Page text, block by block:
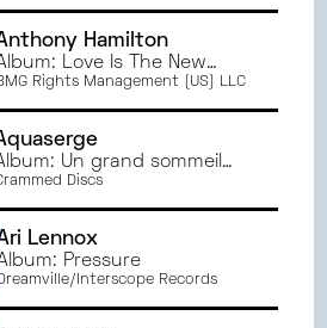
Hamilton
Love Is The New
Rights Management (US) LLC
Un grand sommeil
Discs
Lennox
Pressure
Interscope Records